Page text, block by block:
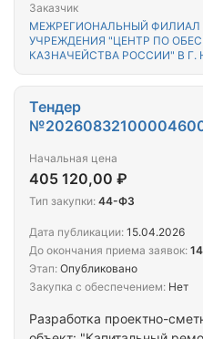
Квартал №3,11. Жилой
адресу: 603043, г. Нижний
д. 4» (ЦОКР)
Заказчик
МЕЖРЕГИОНАЛЬНЫЙ ФИЛИАЛ
УЧРЕЖДЕНИЯ "ЦЕНТР ПО
КАЗНАЧЕЙСТВА РОССИИ" В
Разработка проектно-
Тендер
Начальная цена
405 120,00 ₽
Тип закупки: 44-ФЗ
Дата публикации: 15.04.2026
До окончания приема заявок:
Этап: Опубликовано
Закупка с обеспечением: Нет